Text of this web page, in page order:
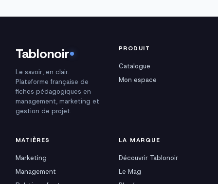
Tablonoir
Le savoir, en clair.
Plateforme française de
fiches pédagogiques en
management, marketing et
gestion de projet.
PRODUIT
Catalogue
Mon espace
MATIÈRES
Marketing
Management
LA MARQUE
Découvrir Tablonoir
Le Mag